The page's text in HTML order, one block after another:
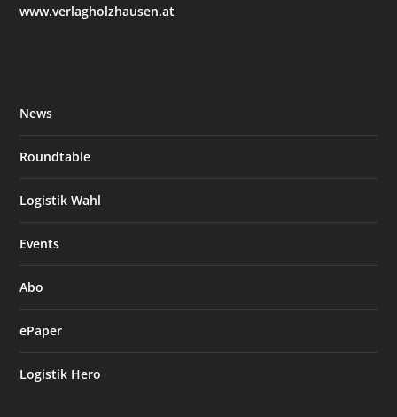
www.verlagholzhausen.at
News
Roundtable
Logistik Wahl
Events
Abo
ePaper
Logistik Hero